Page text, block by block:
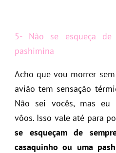
5- Não se esqueça
pashimina
Acho que vou morrer
avião tem sensação
Não sei vocês, mas eu
vôos. Isso vale até para
se esqueçam de
casaquinho ou uma